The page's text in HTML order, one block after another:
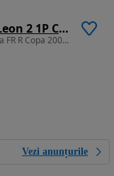
Eleron spoiler tuning sport Seat Leon 2 1P Cupra FR R Copa 2009-2012 facelift ver2
Eleron spoiler tuning sport Seat Leon 2 1P Cupra FR R Copa 2009-2012 facelift ver2
Vezi anunțurile